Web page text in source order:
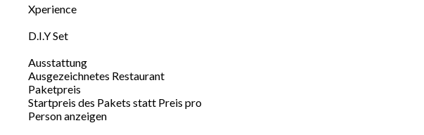
Xperience
D.I.Y Set
Ausstattung
Ausgezeichnetes Restaurant
Paketpreis
Startpreis des Pakets statt Preis pro
Person anzeigen